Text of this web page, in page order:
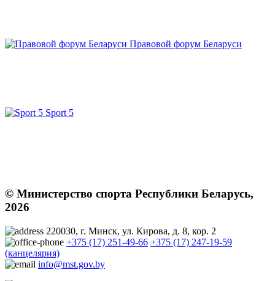
Правовой форум Беларуси
Sport 5
© Министерство спорта Республики Беларусь,
2026
220030, г. Минск, ул. Кирова, д. 8, кор. 2
+375 (17) 251-49-66 +375 (17) 247-19-59
(канцелярия)
info@mst.gov.by